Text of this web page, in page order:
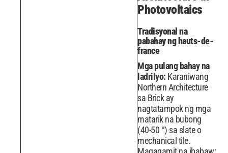
Photovoltaics
Tradisyonal na
pabahay ng hauts-de-
france
Mga pulang bahay na
ladrilyo: Karaniwang
Northern Architecture
sa Brick ay
nagtatampok ng mga
matarik na bubong
(40-50 °) sa slate o
mechanical tile.